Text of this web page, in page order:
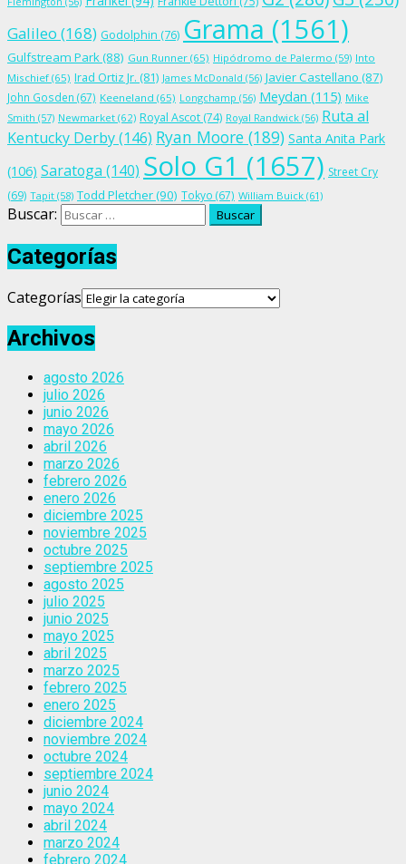
Galileo (168) Godolphin (76) Grama (1561)
Gulfstream Park(88) Gun Runner (65) Hipódromo de Palermo (59) Into
Mischief (65) Irad Ortiz Jr. (81) James McDonald (56) Javier Castellano (87)
John Gosden (67) Keeneland (65) Longchamp (56) Meydan (115) Mike
Smith (57) Newmarket (62) Royal Ascot (74) Royal Randwick (56) Ruta al
Kentucky Derby(146) Ryan Moore (189) Santa Anita Park
(106) Saratoga (140) Solo G1 (1657) Street Cry
(69) Tapit (58) Todd Pletcher(90) Tokyo (67) William Buick (61)
Buscar:
Categorías
Categorías
Archivos
agosto 2026
julio 2026
junio 2026
mayo 2026
abril 2026
marzo 2026
febrero 2026
enero 2026
diciembre 2025
noviembre 2025
octubre 2025
septiembre 2025
agosto 2025
julio 2025
junio 2025
mayo 2025
abril 2025
marzo 2025
febrero 2025
enero 2025
diciembre 2024
noviembre 2024
octubre 2024
septiembre 2024
junio 2024
mayo 2024
abril 2024
marzo 2024
febrero 2024